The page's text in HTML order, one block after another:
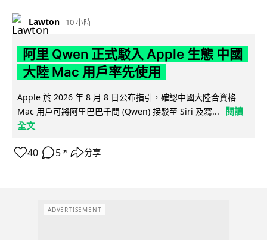
Lawton 10 小時
阿里 Qwen 正式駁入 Apple 生態 中國
大陸 Mac 用戶率先使用
Apple 於 2026 年 8 月 8 日公布指引，確認中國大陸合資格
Mac 用戶可將阿里巴巴千問 (Qwen) 接駁至 Siri 及寫...
閱讀
全文
40 5 ↗ 分享
ADVERTISEMENT